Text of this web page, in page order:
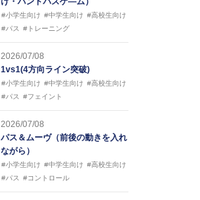
#小学生向け #中学生向け #高校生向け
#パス
#トレーニング
2026/07/08
1vs1(4方向ライン突破)
#小学生向け #中学生向け #高校生向け
#パス
#フェイント
2026/07/08
パス＆ムーヴ（前後の動きを入れ
ながら）
#小学生向け #中学生向け #高校生向け
#パス
#コントロール